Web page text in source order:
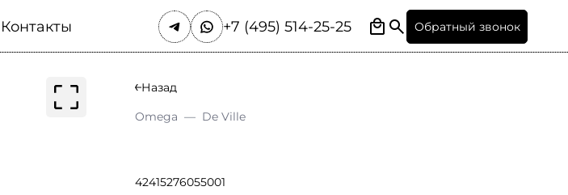
Контакты +7 (495) 514-25-25 Обратный звонок
Назад
Omega — De Ville
42415276055001